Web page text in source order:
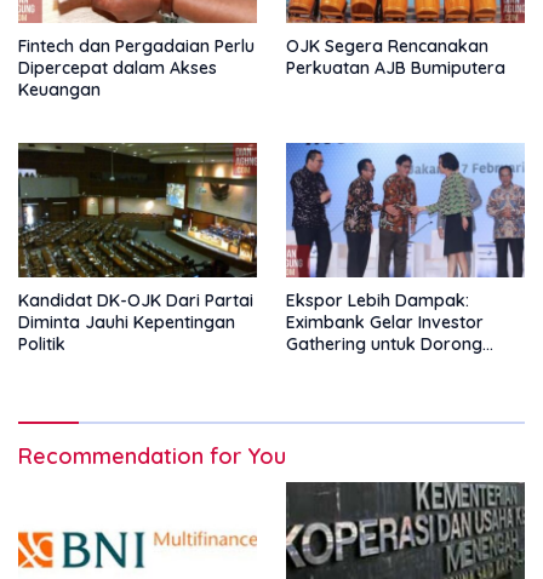
Fintech dan Pergadaian Perlu
Dipercepat dalam Akses
Keuangan
OJK Segera Rencanakan
Perkuatan AJB Bumiputera
Kandidat DK-OJK Dari Partai
Diminta Jauhi Kepentingan
Politik
Ekspor Lebih Dampak:
Eximbank Gelar Investor
Gathering untuk Dorong
Recommendation for You